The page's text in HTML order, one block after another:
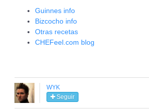
Guinnes info
Bizcocho info
Otras recetas
CHEFeel.com blog
WYK
Seguir